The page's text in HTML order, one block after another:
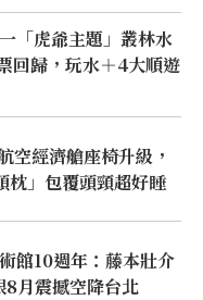
「虎爺主題」叢林水
回歸，玩水＋4大順遊
空經濟艙座椅升級，
」包覆頭頸超好睡
館10週年：藤本壯介
月震撼空降台北